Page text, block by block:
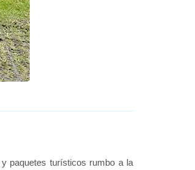
paquetes turísticos rumbo a la